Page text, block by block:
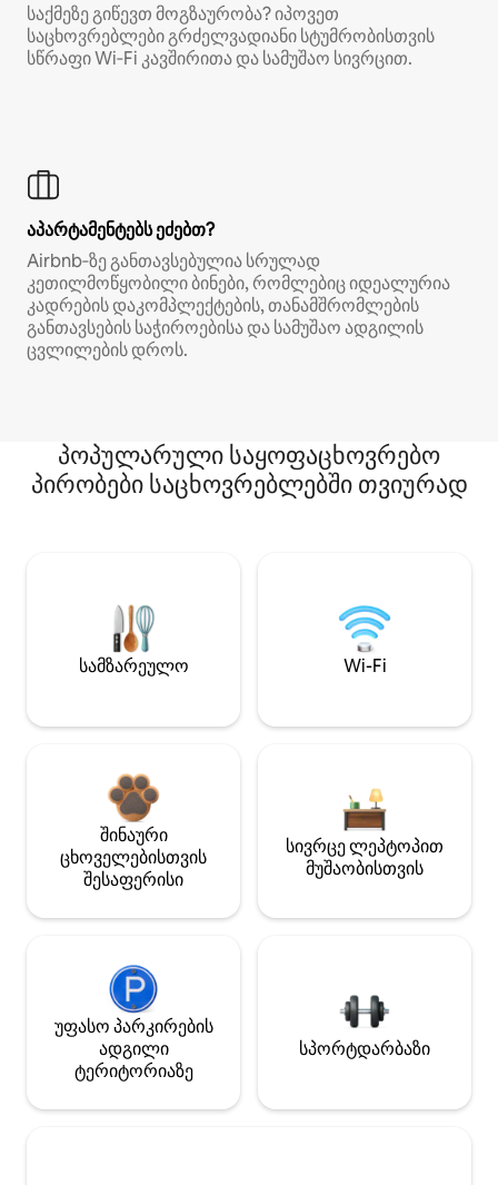
საქმეზე გიწევთ მოგზაურობა? იპოვეთ
საცხოვრებლები გრძელვადიანი სტუმრობისთვის
სწრაფი Wi‑Fi კავშირითა და სამუშაო სივრცით.
აპარტამენტებს ეძებთ?
Airbnb‑ზე განთავსებულია სრულად
კეთილმოწყობილი ბინები, რომლებიც იდეალურია
კადრების დაკომპლექტების, თანამშრომლების
განთავსების საჭიროებისა და სამუშაო ადგილის
ცვლილების დროს.
პოპულარული საყოფაცხოვრებო
პირობები საცხოვრებლებში თვიურად
სამზარეულო Wi-Fi
შინაური
ცხოველებისთვის
შესაფერისი
სივრცე ლეპტოპით
მუშაობისთვის
უფასო პარკირების
ადგილი
ტერიტორიაზე
სპორტდარბაზი